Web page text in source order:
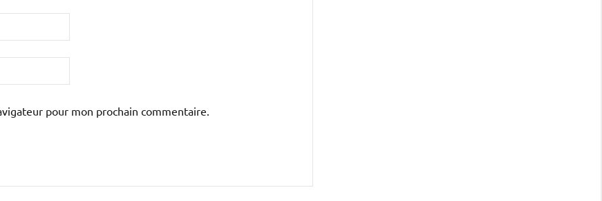
pour mon prochain commentaire.